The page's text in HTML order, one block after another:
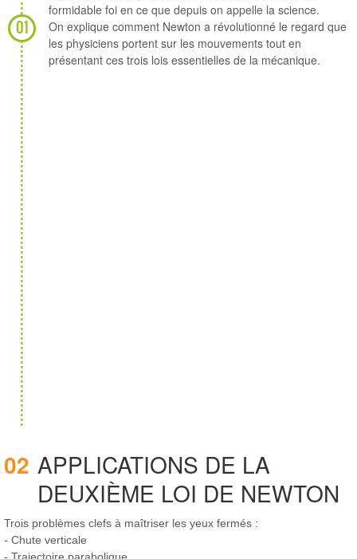
01
formidable foi en ce que depuis on appelle la science.
On explique comment Newton a révolutionné le regard que
les physiciens portent sur les mouvements tout en
présentant ces trois lois essentielles de la mécanique.
02 APPLICATIONS DE LA
DEUXIÈME LOI DE NEWTON
Trois problèmes clefs à maîtriser les yeux fermés :
- Chute verticale